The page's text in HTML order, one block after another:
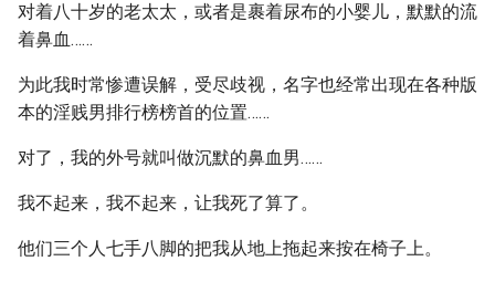
对着八十岁的老太太，或者是裹着尿布的小婴儿，默默的流
着鼻血……
为此我时常惨遭误解，受尽歧视，名字也经常出现在各种版
本的淫贱男排行榜榜首的位置……
对了，我的外号就叫做沉默的鼻血男……
我不起来，我不起来，让我死了算了。
他们三个人七手八脚的把我从地上拖起来按在椅子上。